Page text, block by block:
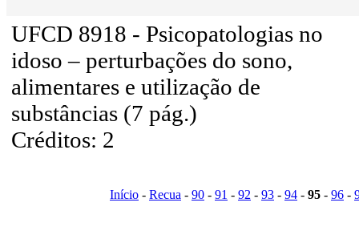
UFCD 8918 - Psicopatologias no
idoso – perturbações do sono,
alimentares e utilização de
substâncias (7 pág.)
Créditos: 2
Início - Recua - 90 - 91 - 92 - 93 - 94 - 95 - 96 -